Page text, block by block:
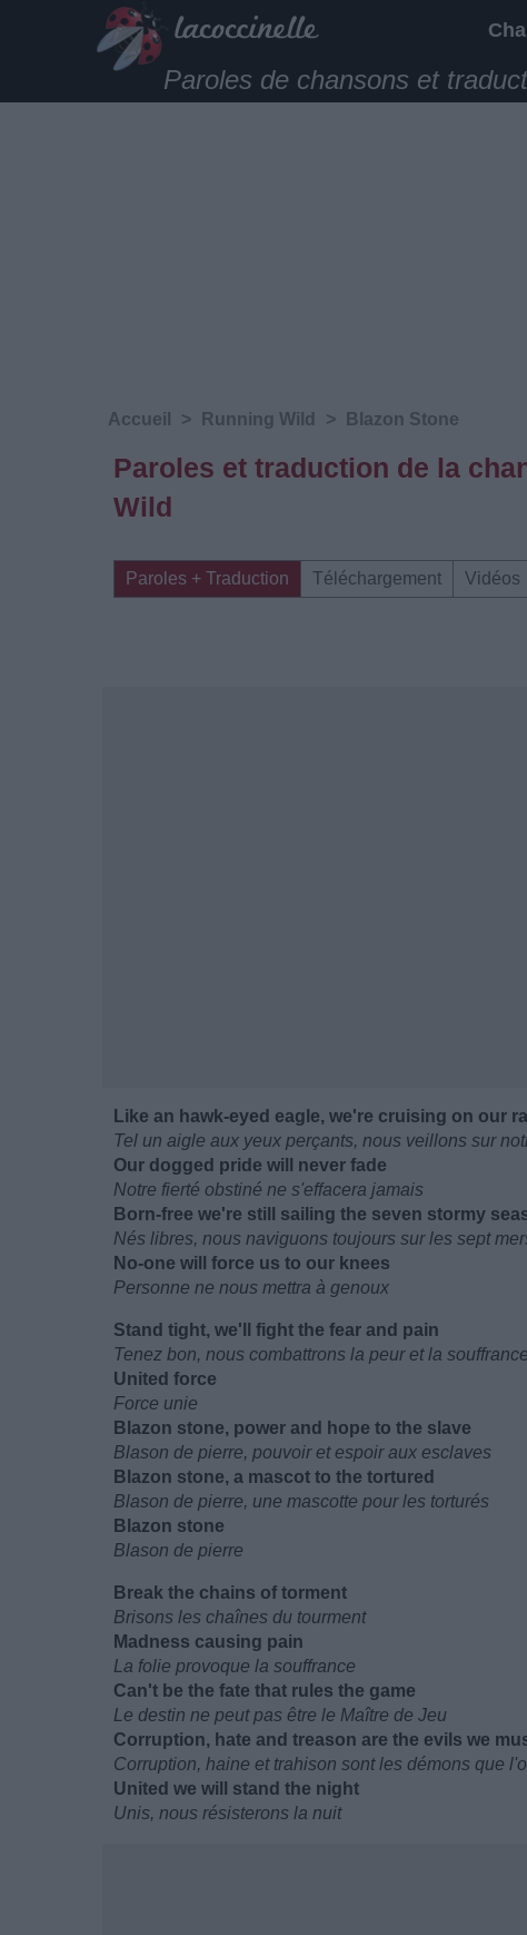
Paroles de chansons et
Accueil > Running Wild > Blazon Stone
Paroles et traduction de la
Wild
Paroles + Traduction Téléchargement Vidéos
Like an hawk-eyed eagle, we're cruising on our
Tel un aigle aux yeux perçants, nous veillons sur
Our dogged pride will never fade
Notre fierté obstiné ne s'effacera jamais
Born-free we're still sailing the seven stormy
Nés libres, nous naviguons toujours sur les sept
No-one will force us to our knees
Personne ne nous mettra à genoux
Stand tight, we'll fight the fear and pain
Tenez bon, nous combattrons la peur et la souffrance
United force
Force unie
Blazon stone, power and hope to the slave
Blason de pierre, pouvoir et espoir aux esclaves
Blazon stone, a mascot to the tortured
Blason de pierre, une mascotte pour les torturés
Blazon stone
Blason de pierre
Break the chains of torment
Brisons les chaînes du tourment
Madness causing pain
La folie provoque la souffrance
Can't be the fate that rules the game
Le destin ne peut pas être le Maître de Jeu
Corruption, hate and treason are the evils we
Corruption, haine et trahison sont les démons que
United we will stand the night
Unis, nous résisterons la nuit